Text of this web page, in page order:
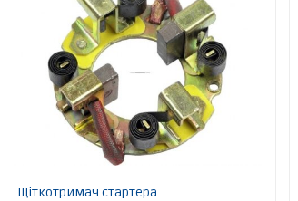
Щіткотримач стартера